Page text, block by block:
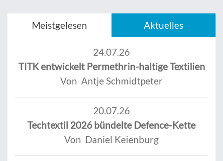
Meistgelesen Aktuelles
24.07.26
TITK entwickelt Permethrin-haltige Textilien
Von Antje Schmidtpeter
20.07.26
Techtextil 2026 bündelte Defence-Kette
Von Daniel Keienburg